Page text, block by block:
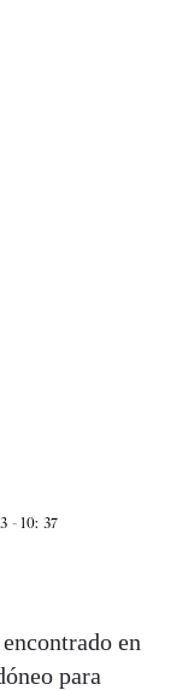
- 10: 37
en
para